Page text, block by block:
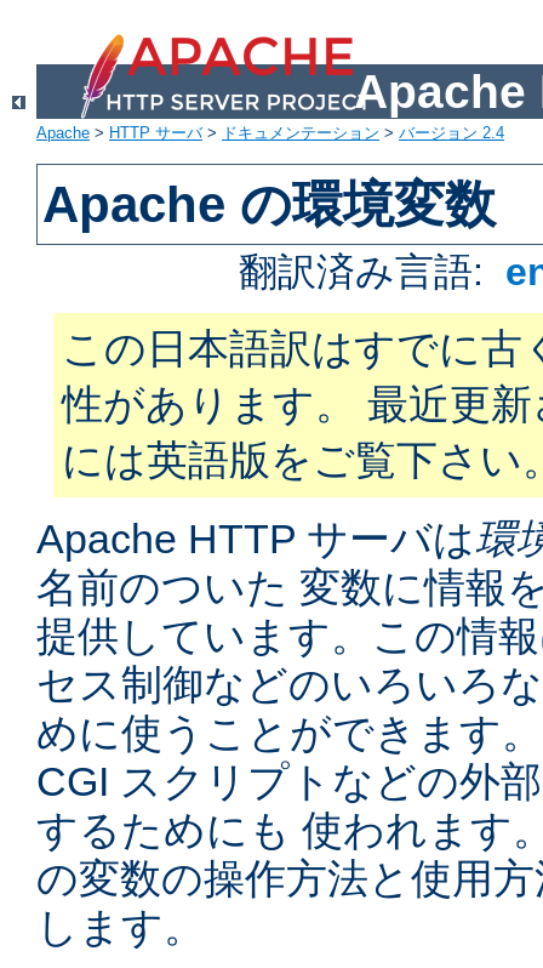
Apache
Apache > HTTP サーバ> ドキュメンテーション > バージョン 2.4
Apache の環境変数
翻訳済み言語:
この日本語訳はすでに古
性があります。 最近更
には英語版をご覧下さい
Apache HTTP サーバは環
名前のついた 変数に情報
提供しています。この情
セス制御などのいろいろ
めに使うことができます
CGI スクリプトなどの外
するためにも 使われます
の変数の操作方法と使用
します。